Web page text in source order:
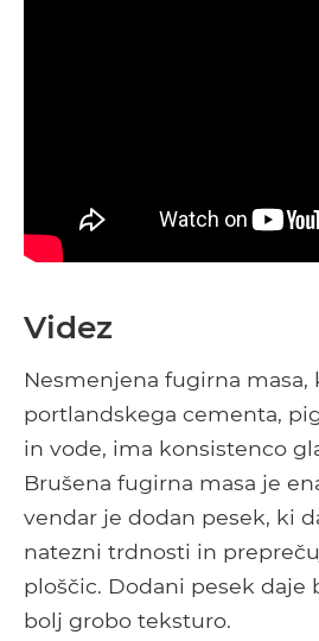
Videz
Nesmenjena fugirna masa,
portlandskega cementa,
in vode, ima konsistenco
Brušena fugirna masa je
vendar je dodan pesek, ki
natezni trdnosti in
ploščic. Dodani pesek
bolj grobo teksturo.